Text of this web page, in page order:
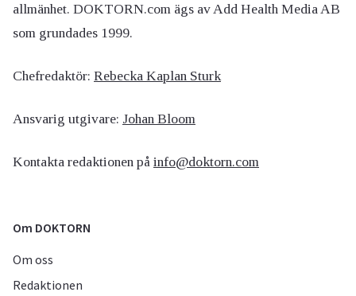
allmänhet. DOKTORN.com ägs av Add Health Media AB
som grundades 1999.
Chefredaktör: Rebecka Kaplan Sturk
Ansvarig utgivare: Johan Bloom
Kontakta redaktionen på info@doktorn.com
Om DOKTORN
Om oss
Redaktionen